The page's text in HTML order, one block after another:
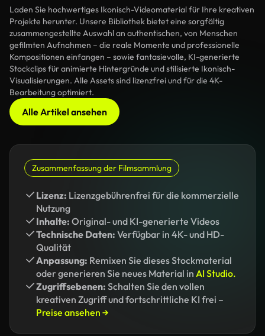
Laden Sie hochwertiges Ikonisch-Videomaterial für Ihre kreativen
Projekte herunter. Unsere Bibliothek bietet eine sorgfältig
zusammengestellte Auswahl an authentischen, von Menschen
gefilmten Aufnahmen – die reale Momente und professionelle
Kompositionen einfangen – sowie fantasievolle, KI-generierte
Stockclips für animierte Hintergründe und stilisierte Ikonisch-
Visualisierungen. Alle Assets sind lizenzfrei und für die 4K-
Bearbeitung optimiert.
Alle Artikel ansehen
Zusammenfassung der Filmsammlung
Lizenz: Lizenzgebührenfrei für die kommerzielle
Nutzung
Inhalte: Original- und KI-generierte Videos
Technische Daten: Verfügbar in 4K- und HD-
Qualität
Anpassung: Remixen Sie dieses Stockmaterial
oder generieren Sie neues Material in AI Studio.
Zugriffsebenen: Schalten Sie den vollen
kreativen Zugriff und fortschrittliche KI frei –
Preise ansehen →